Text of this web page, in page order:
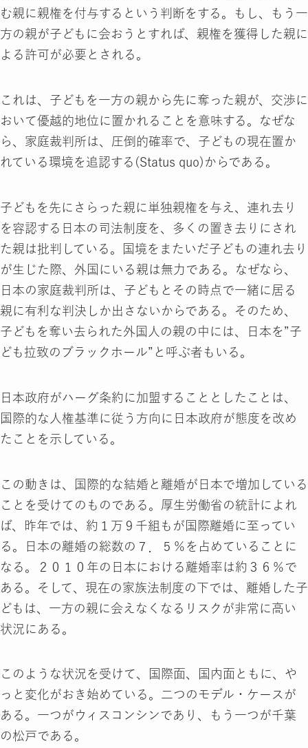
む親に親権を付与するという判断をする。もし、もう一
方の親が子どもに会おうとすれば、親権を獲得した親に
よる許可が必要とされる。
これは、子どもを一方の親から先に奪った親が、交渉に
おいて優越的地位に置かれることを意味する。なぜな
ら、家庭裁判所は、圧倒的確率で、子どもの現在置か
れている環境を追認する(Status quo)からである。
子どもを先にさらった親に単独親権を与え、連れ去り
を容認する日本の司法制度を、多くの置き去りにされ
た親は批判している。国境をまたいだ子どもの連れ去り
が生じた際、外国にいる親は無力である。なぜなら、
日本の家庭裁判所は、子どもとその時点で一緒に居る
親に有利な判決しか出さないからである。そのため、
子どもを奪い去られた外国人の親の中には、日本を”子
ども拉致のブラックホール”と呼ぶ者もいる。
日本政府がハーグ条約に加盟することとしたことは、
国際的な人権基準に従う方向に日本政府が態度を改め
たことを示している。
この動きは、国際的な結婚と離婚が日本で増加している
ことを受けてのものである。厚生労働省の統計によれ
ば、昨年では、約１万９千組もが国際離婚に至ってい
る。日本の離婚の総数の７．５％を占めていることに
なる。２０１０年の日本における離婚率は約３６％で
ある。そして、現在の家族法制度の下では、離婚した子
どもは、一方の親に会えなくなるリスクが非常に高い
状況にある。
このような状況を受けて、国際面、国内面ともに、や
っと変化がおき始めている。二つのモデル・ケースが
ある。一つがウィスコンシンであり、もう一つが千葉
の松戸である。